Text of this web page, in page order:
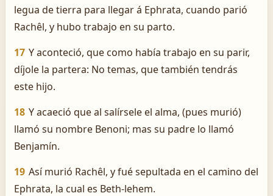
legua de tierra para llegar á Ephrata, cuando parió
Rachêl, y hubo trabajo en su parto.
17 Y aconteció, que como había trabajo en su parir,
díjole la partera: No temas, que también tendrás
este hijo.
18 Y acaeció que al salírsele el alma, (pues murió)
llamó su nombre Benoni; mas su padre lo llamó
Benjamín.
19 Así murió Rachêl, y fué sepultada en el camino del
Ephrata, la cual es Beth-lehem.